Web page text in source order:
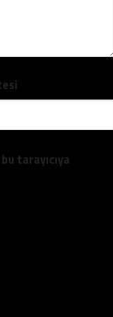
tarayıcıya